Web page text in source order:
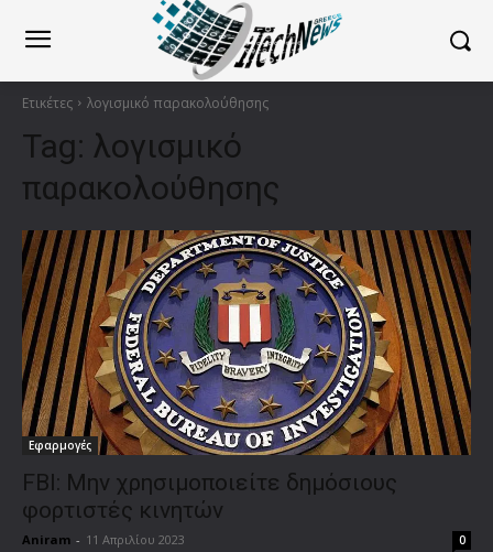
Ετικέτες λογισμικό παρακολούθησης
Tag: λογισμικό
παρακολούθησης
Εφαρμογές
FBI: Μην χρησιμοποιείτε δημόσιους
φορτιστές κινητών
Aniram - 11 Απριλίου 2023 0